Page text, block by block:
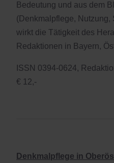
Bedeutung und aus dem
(Denkmalpflege, Nutzung,
wirkt die Tätigkeit des
Redaktionen in Bayern,
ISSN 0394-0624,
€ 12,-
Denkmalpflege in